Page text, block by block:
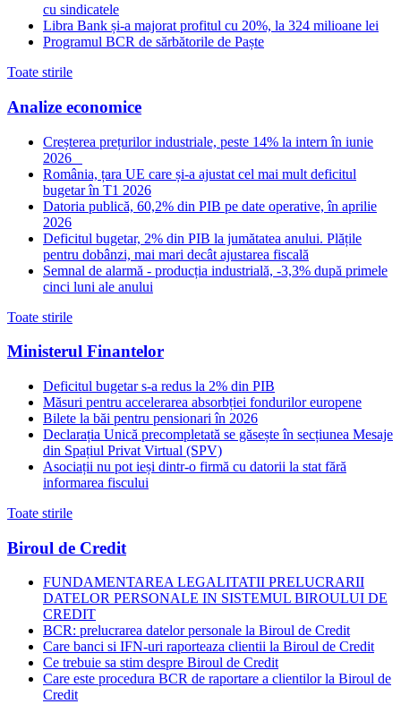
cu sindicatele
Libra Bank și-a majorat profitul cu 20%, la 324 milioane lei
Programul BCR de sărbătorile de Paște
Toate stirile
Analize economice
Creșterea prețurilor industriale, peste 14% la intern în iunie
2026
România, țara UE care și-a ajustat cel mai mult deficitul
bugetar în T1 2026
Datoria publică, 60,2% din PIB pe date operative, în aprilie
2026
Deficitul bugetar, 2% din PIB la jumătatea anului. Plățile
pentru dobânzi, mai mari decât ajustarea fiscală
Semnal de alarmă - producția industrială, -3,3% după primele
cinci luni ale anului
Toate stirile
Ministerul Finantelor
Deficitul bugetar s-a redus la 2% din PIB
Măsuri pentru accelerarea absorbției fondurilor europene
Bilete la băi pentru pensionari în 2026
Declarația Unică precompletată se găsește în secțiunea Mesaje
din Spațiul Privat Virtual (SPV)
Asociații nu pot ieși dintr-o firmă cu datorii la stat fără
informarea fiscului
Toate stirile
Biroul de Credit
FUNDAMENTAREA LEGALITATII PRELUCRARII
DATELOR PERSONALE IN SISTEMUL BIROULUI DE
CREDIT
BCR: prelucrarea datelor personale la Biroul de Credit
Care banci si IFN-uri raporteaza clientii la Biroul de Credit
Ce trebuie sa stim despre Biroul de Credit
Care este procedura BCR de raportare a clientilor la Biroul de
Credit